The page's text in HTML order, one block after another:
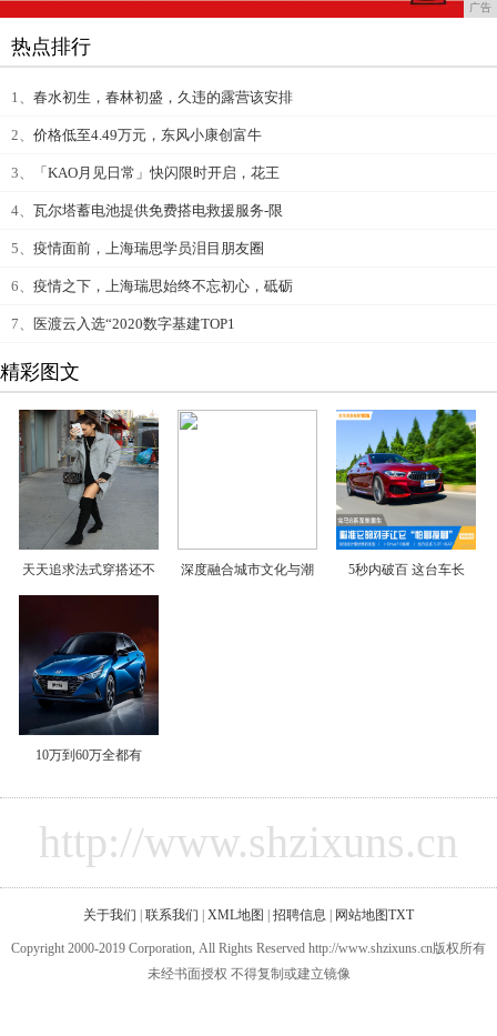
广告
热点排行
1、 春水初生，春林初盛，久违的露营该安排
2、 价格低至4.49万元，东风小康创富牛
3、 「KAO月见日常」快闪限时开启，花王
4、 瓦尔塔蓄电池提供免费搭电救援服务-限
5、 疫情面前，上海瑞思学员泪目朋友圈
6、 疫情之下，上海瑞思始终不忘初心，砥砺
7、 医渡云入选“2020数字基建TOP1
精彩图文
天天追求法式穿搭还不 深度融合城市文化与潮 5秒内破百 这台车长
10万到60万全都有
http://www.shzixuns.cn
关于我们 联系我们 XML地图 招聘信息 网站地图TXT
Copyright 2000-2019 Corporation, All Rights Reserved http://www.shzixuns.cn版权所有
未经书面授权 不得复制或建立镜像